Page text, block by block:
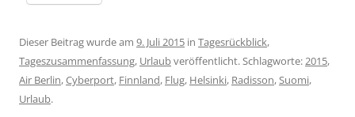
Dieser Beitrag wurde am 9. Juli 2015 in Tagesrückblick,
Tageszusammenfassung, Urlaubveröffentlicht. Schlagworte:2015,
Air Berlin,Cyberport, Finnland, Flug, Helsinki, Radisson,Suomi,
Urlaub.